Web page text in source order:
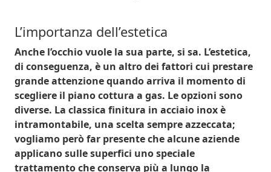
L’importanza dell’estetica
Anche l’occhio vuole la sua parte, si sa. L’estetica,
di conseguenza, è un altro dei fattori cui prestare
grande attenzione quando arriva il momento di
scegliere il piano cottura a gas. Le opzioni sono
diverse. La classica finitura in acciaio inoxè
intramontabile, una scelta sempre azzeccata;
vogliamo però far presente che alcune aziende
applicano sulle superfici unospeciale
trattamentoche conserva più a lungo la